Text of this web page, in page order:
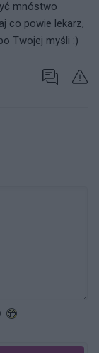
mnóstwo
co powie lekarz,
Twojej myśli :)